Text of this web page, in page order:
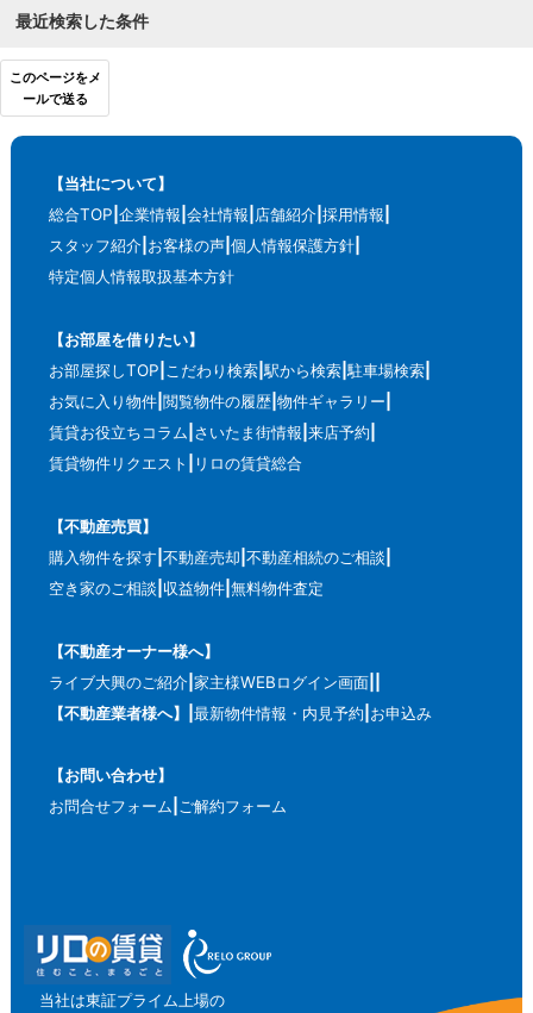
最近検索した条件
このページをメ
ールで送る
【当社について】
総合TOP 企業情報 会社情報 店舗紹介 採用情報
スタッフ紹介 お客様の声 個人情報保護方針
特定個人情報取扱基本方針
【お部屋を借りたい】
お部屋探しTOP こだわり検索 駅から検索 駐車場検索
お気に入り物件 閲覧物件の履歴 物件ギャラリー
賃貸お役立ちコラム さいたま街情報 来店予約
賃貸物件リクエスト
リロの賃貸総合
【不動産売買】
購入物件を探す 不動産売却 不動産相続のご相談
空き家のご相談 収益物件 無料物件査定
【不動産オーナー様へ】
ライブ大興のご紹介 家主様WEBログイン画面
【不動産業者様へ】
最新物件情報・内見予約 お申込み
【お問い合わせ】
お問合せフォーム ご解約フォーム
当社は東証プライム上場の